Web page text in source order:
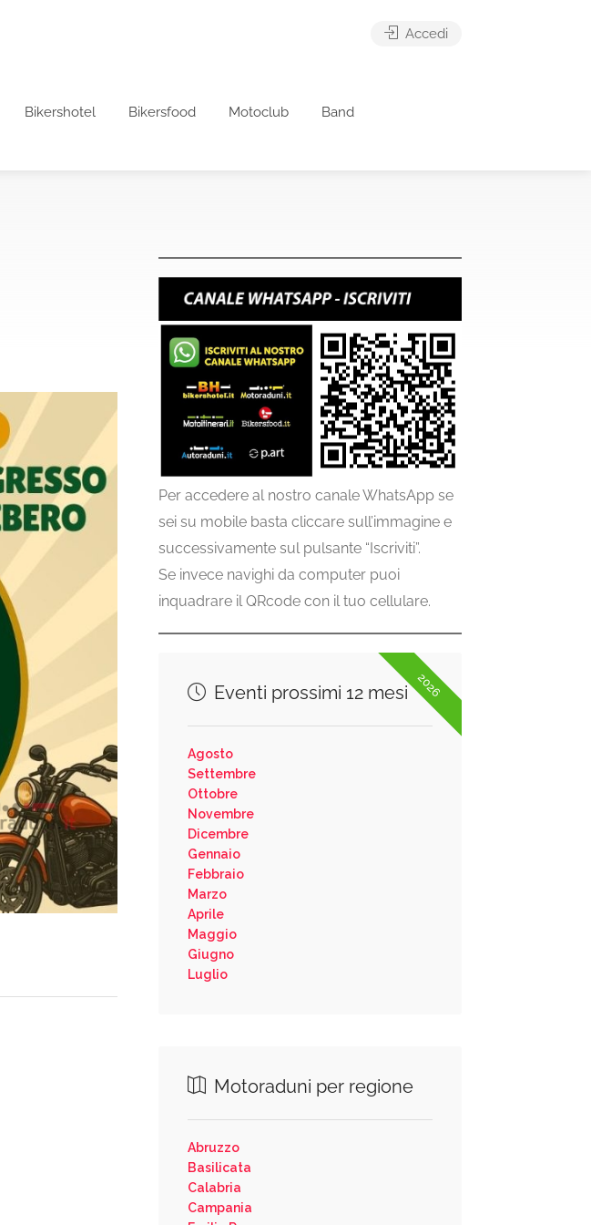
Bikershotel Bikersfood Motoclub Band
Accedi
Per accedere al nostro canale WhatsApp se
sei su mobile basta cliccare sull’immagine e
successivamente sul pulsante “Iscriviti”.
Se invece navighi da computer puoi
inquadrare il QRcode con il tuo cellulare.
2026
Eventi prossimi 12 mesi
Agosto
Settembre
Ottobre
Novembre
Dicembre
Gennaio
Febbraio
Marzo
Aprile
Maggio
Giugno
Luglio
Motoraduni per regione
Abruzzo
Basilicata
Calabria
Campania